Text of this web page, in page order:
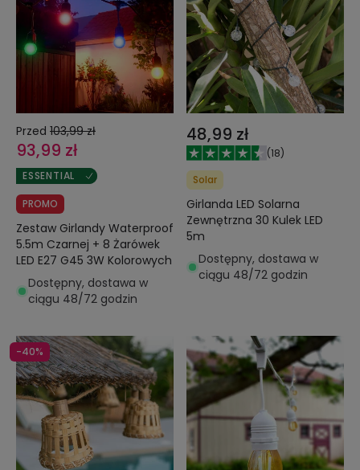
Przed 103,99 zł
93,99 zł
ESSENTIAL
PROMO
Zestaw Girlandy Waterproof
5.5m Czarnej + 8 Żarówek
LED E27 G45 3W Kolorowych
Dostępny, dostawa w
ciągu 48/72 godzin
48,99 zł
(18)
Solar
Girlanda LED Solarna
Zewnętrzna 30 Kulek LED
5m
Dostępny, dostawa w
ciągu 48/72 godzin
-40%